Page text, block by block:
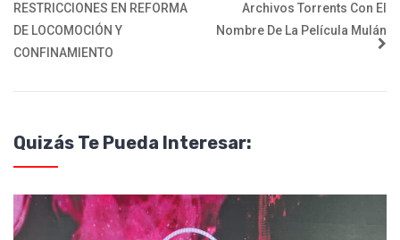
RESTRICCIONES EN REFORMA
DE LOCOMOCIÓN Y
CONFINAMIENTO
Archivos Torrents Con El
Nombre De La Película Mulán
Quizás Te Pueda Interesar: